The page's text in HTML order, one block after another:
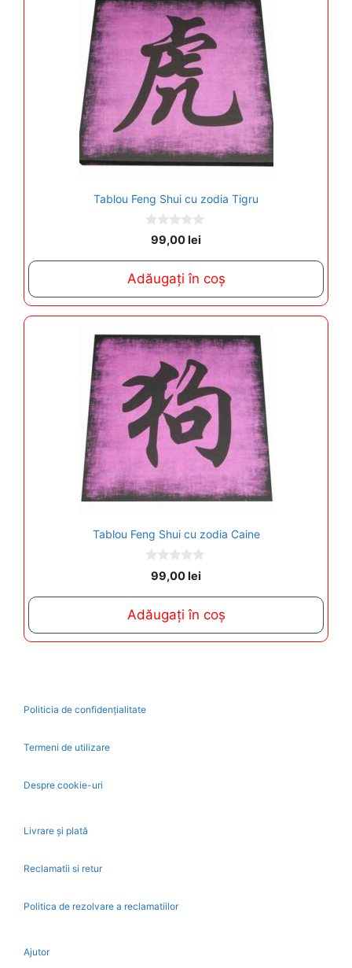
Tablou Feng Shui cu zodia Tigru
0
o
5
99,00lei
Adăugați în coș
Tablou Feng Shui cu zodia Caine
o
5
99,00lei
Adăugați în coș
Politicia de confidențialitate
Termeni de utilizare
Despre cookie-uri
Livrare și plată
Reclamatii si retur
Politica de rezolvare a reclamatiilor
Ajutor